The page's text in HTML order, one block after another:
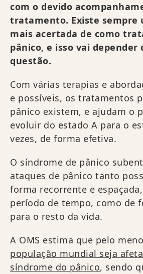
com o devido
tratamento. Existe sempre
mais acertada de como
pânico, e isso vai depender
questão.
Com várias terapias e
e possíveis, os tratamentos
pânico existem, e ajudam o
evoluir do estado A para o
vezes, de forma efetiva.
O síndrome de pânico
ataques de pânico tanto
forma recorrente e
período de tempo, como de
para o resto da vida.
A OMS estima que pelo
população mundial seja
síndrome do pânico, sendo